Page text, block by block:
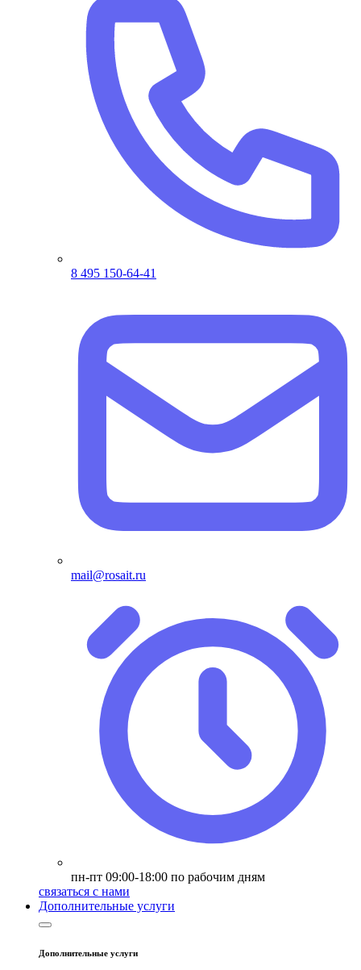
8 495 150-64-41
mail@rosait.ru
пн-пт 09:00-18:00 по рабочим дням
связаться с нами
Дополнительные услуги
Дополнительные услуги